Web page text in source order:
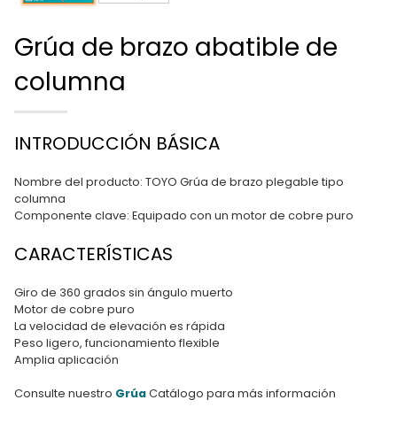
Grúa de brazo abatible de
columna
INTRODUCCIÓN BÁSICA
Nombre del producto: TOYO Grúa de brazo plegable tipo
columna
Componente clave: Equipado con un motor de cobre puro
CARACTERÍSTICAS
Giro de 360 grados sin ángulo muerto
Motor de cobre puro
La velocidad de elevación es rápida
Peso ligero, funcionamiento flexible
Amplia aplicación
Consulte nuestro GrúaCatálogo para más información